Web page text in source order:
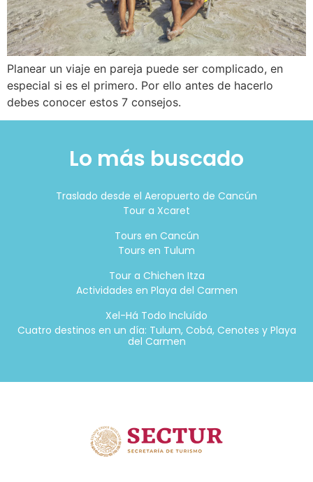
Planear un viaje en pareja puede ser complicado, en
especial si es el primero. Por ello antes de hacerlo
debes conocer estos 7 consejos.
Lo más buscado
Traslado desde el Aeropuerto de Cancún
Tour a Xcaret
Tours en Cancún
Tours en Tulum
Tour a Chichen Itza
Actividades en Playa del Carmen
Xel-Há Todo Incluído
Cuatro destinos en un día: Tulum, Cobá, Cenotes y Playa
del Carmen